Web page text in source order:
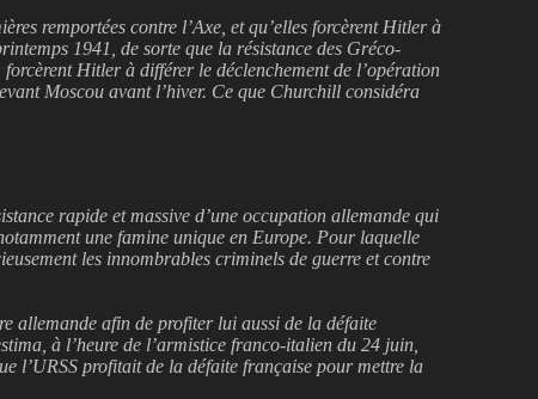
remportées contre l’Axe, et qu’elles forcèrent Hitler à
1941, de sorte que la résistance des Gréco-
Hitler à différer le déclenchement de l’opération
Moscou avant l’hiver. Ce que Churchill considéra
rapide et massive d’une occupation allemande qui
une famine unique en Europe. Pour laquelle
les innombrables criminels de guerre et contre
allemande afin de profiter lui aussi de la défaite
à l’heure de l’armistice franco-italien du 24 juin,
l’URSS profitait de la défaite française pour mettre la